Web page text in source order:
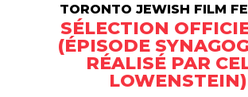
TORONTO JEWISH FILM
SÉLECTION
(ÉPISODE
RÉALISÉ PAR
LOWENSTEIN)